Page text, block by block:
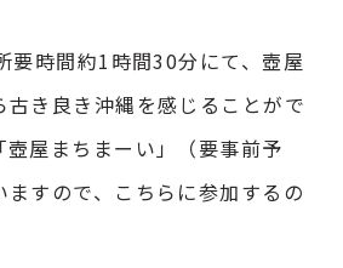
要時間約1時間30分にて、壺屋
古き良き沖縄を感じることがで
壺屋まちまーい」（要事前予
すので、こちらに参加するの